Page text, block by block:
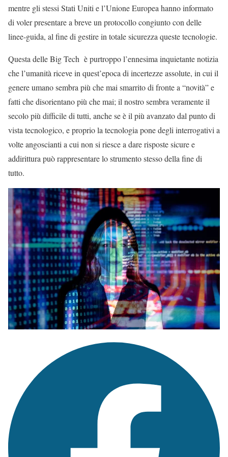
mentre gli stessi Stati Uniti e l’Unione Europea hanno informato
di voler presentare a breve un protocollo congiunto con delle
linee-guida, al fine di gestire in totale sicurezza queste tecnologie.
Questa delle Big Tech è purtroppo l’ennesima inquietante notizia
che l’umanità riceve in quest’epoca di incertezze assolute, in cui il
genere umano sembra più che mai smarrito di fronte a “novità” e
fatti che disorientano più che mai; il nostro sembra veramente il
secolo più difficile di tutti, anche se è il più avanzato dal punto di
vista tecnologico, e proprio la tecnologia pone degli interrogativi a
volte angoscianti a cui non si riesce a dare risposte sicure e
addirittura può rappresentare lo strumento stesso della fine di
tutto.